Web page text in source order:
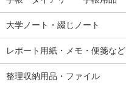
大学ノート・綴じノート
レポート用紙・メモ・便箋など
整理収納用品・ファイル